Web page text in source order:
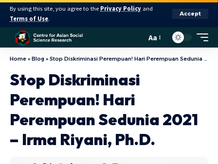
By using this site, you agree to the Privacy Policy and
Terms of Use.
Accept
Aa
Home » Blog » Stop Diskriminasi Perempuan! Hari Perempuan Sedunia 2021 – Irma Riyani, Ph.D.
Stop Diskriminasi
Perempuan! Hari
Perempuan Sedunia 2021
– Irma Riyani, Ph.D.